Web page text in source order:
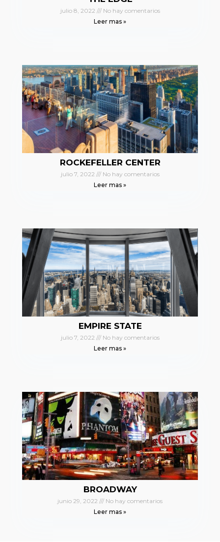
julio 8, 2022
No hay comentarios
Leer mas »
ROCKEFELLER CENTER
julio 7, 2022
No hay comentarios
Leer mas »
EMPIRE STATE
julio 7, 2022
No hay comentarios
Leer mas »
BROADWAY
junio 29, 2022
No hay comentarios
Leer mas »